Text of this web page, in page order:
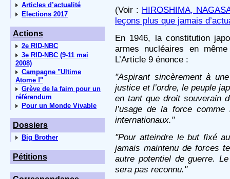
Articles d’actualité
Elections 2017
Actions
2e RID-NBC
3e RID-NBC (9-11 mai
2008)
Campagne "Ultime
Atome !"
Grève de la faim pour un
référendum
Pour un Monde Vivable
Dossiers
Big Brother
Pétitions
(Voir : HIROSHIMA,
leçons plus que jamais
En 1946, la constitution
armes nucléaires en
L’Article 9 énonce :
"Aspirant sincèrement à
justice et l’ordre, le peuple
en tant que droit souverain
l’usage de la force
internationaux."
"Pour atteindre le but fixé
jamais maintenu de forces
autre potentiel de guerre.
sera pas reconnu."